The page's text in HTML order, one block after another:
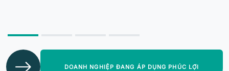
DOANH NGHIỆP ĐANG ÁP DỤNG PHÚC LỢI